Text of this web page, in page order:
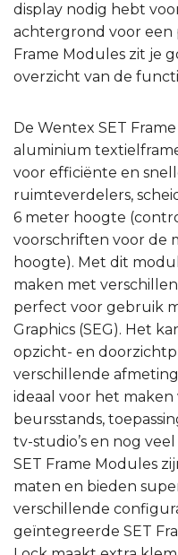
display nodig hebt
achtergrond voor een
Frame Modules zit je
overzicht van de
De Wentex SET
aluminium
voor efficiënte en
ruimteverdelers,
6 meter hoogte
voorschriften voor de
hoogte). Met dit
maken met
perfect voor gebruik
Graphics (SEG). Het
opzicht- en
verschillende
ideaal voor het
beursstands,
tv-studio’s en nog
SET Frame Modules
maten en bieden
verschillende
geïntegreerde SET